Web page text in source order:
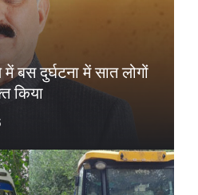
बस दुर्घटना में सात लोगों
किया